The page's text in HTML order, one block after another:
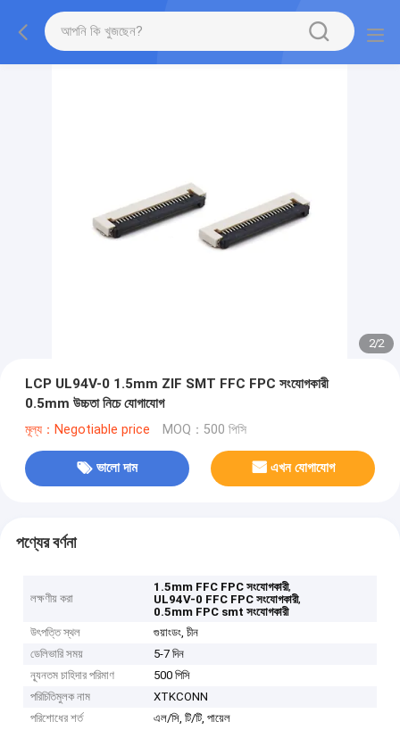
2/2
LCP UL94V-0 1.5mm ZIF SMT FFC FPC সংযোগকারী
0.5mm উচ্চতা নিচে যোগাযোগ
মূল্য：Negotiable price MOQ：500 পিসি
ভালো দাম এখন যোগাযোগ
পণ্যের বর্ণনা
লক্ষণীয় করা
1.5mm FFC FPC সংযোগকারী,
UL94V-0 FFC FPC সংযোগকারী,
0.5mm FPC smt সংযোগকারী
উৎপত্তি স্থল
গুয়াংডং, চীন
ডেলিভারি সময়
5-7 দিন
ন্যূনতম চাহিদার পরিমাণ
500 পিসি
পরিচিতিমুলক নাম
XTKCONN
পরিশোধের শর্ত
এল/সি, টি/টি, পায়েল